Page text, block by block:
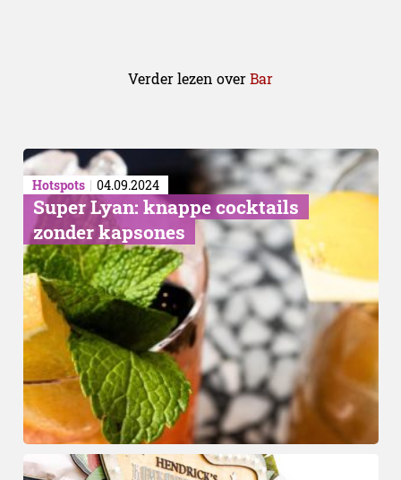
Comeback
Verder lezen overBar
Hotspots 04.09.2024
Super Lyan: knappe cocktails
zonder kapsones